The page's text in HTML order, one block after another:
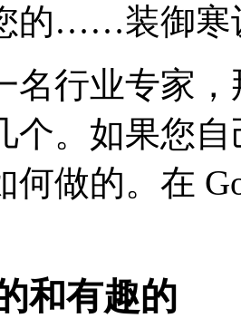
的……装御寒
名行业专家
个。如果您
何做的。在
和有趣的